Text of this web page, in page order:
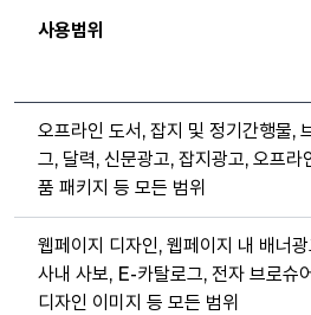
사용범위
오프라인 도서, 잡지 및 정기간행물,
그, 달력, 신문광고, 잡지광고, 오프라
품 패키지 등 모든 범위
웹페이지 디자인, 웹페이지 내 배너
사내 사보, E-카탈로그, 전자 브로슈
디자인 이미지 등 모든 범위